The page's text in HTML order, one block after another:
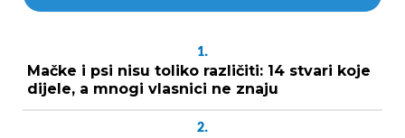
1.
Mačke i psi nisu toliko različiti: 14 stvari koje
dijele, a mnogi vlasnici ne znaju
2.